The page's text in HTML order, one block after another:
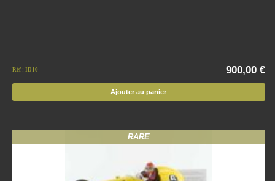
Réf : ID10 900,00 €
Ajouter au panier
RARE